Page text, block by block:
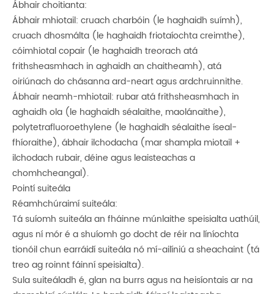
Ábhair choitianta:
Ábhair mhiotail: cruach charbóin (le haghaidh suímh),
cruach dhosmálta (le haghaidh friotaíochta creimthe),
cóimhiotal copair (le haghaidh treorach atá
frithsheasmhach in aghaidh an chaitheamh), atá
oiriúnach do chásanna ard-neart agus ardchruinnithe.
Ábhair neamh-mhiotail: rubar atá frithsheasmhach in
aghaidh ola (le haghaidh séalaithe, maolánaithe),
polytetrafluoroethylene (le haghaidh séalaithe íseal-
fhíoraithe), ábhair ilchodacha (mar shampla miotail +
ilchodach rubair, déine agus leaisteachas a
chomhcheangal).
Pointí suiteála
Réamhchúraimí suiteála:
Tá suíomh suiteála an fháinne múnlaithe speisialta uathúil,
agus ní mór é a shuíomh go docht de réir na líníochta
tionóil chun earráidí suiteála nó mí-ailíniú a sheachaint (tá
treo ag roinnt fáinní speisialta).
Sula suiteáladh é, glan na burrs agus na heisíontais ar na